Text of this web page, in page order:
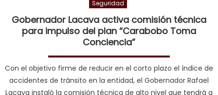
Seguridad
Gobernador Lacava activa comisión técnica
para impulso del plan “Carabobo Toma
Conciencia”
Con el objetivo firme de reducir en el corto plazo el índice de
accidentes de tránsito en la entidad, el Gobernador Rafael
Lacava instaló la comisión técnica de alto nivel que tendrá a